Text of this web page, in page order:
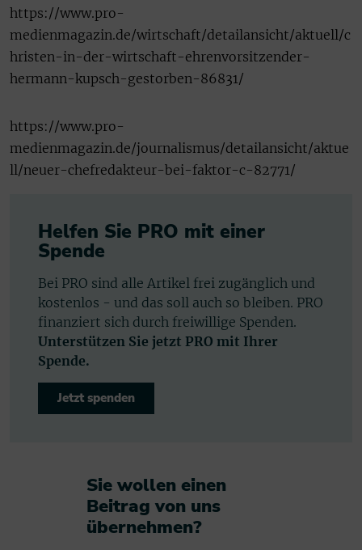
https://www.pro-
medienmagazin.de/wirtschaft/detailansicht/aktuell/c
hristen-in-der-wirtschaft-ehrenvorsitzender-
hermann-kupsch-gestorben-86831/
https://www.pro-
medienmagazin.de/journalismus/detailansicht/aktue
ll/neuer-chefredakteur-bei-faktor-c-82771/
Helfen Sie PRO mit einer
Spende
Bei PRO sind alle Artikel frei zugänglich und
kostenlos - und das soll auch so bleiben. PRO
finanziert sich durch freiwillige Spenden.
Unterstützen Sie jetzt PRO mit Ihrer
Spende.
Jetzt spenden
Sie wollen einen
Beitrag von uns
übernehmen?​